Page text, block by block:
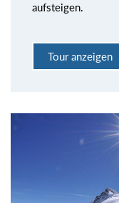
aufsteigen.
Tour anzeigen